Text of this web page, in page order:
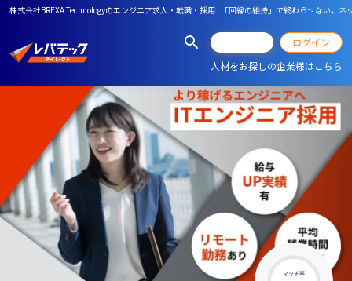
株式会社BREXA Technologyのエンジニア求人・転職・採用 | 「回線の維持」で終わらせない
ログイン
人材をお探しの企業様はこちら
マッチ率